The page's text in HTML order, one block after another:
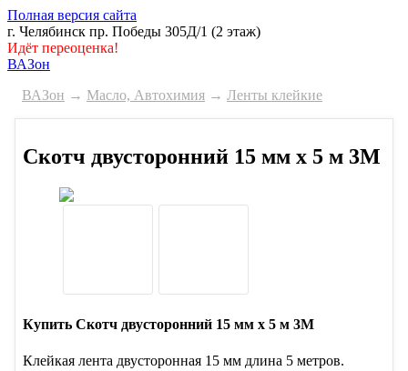
Полная версия сайта
г. Челябинск пр. Победы 305Д/1 (2 этаж)
Идёт переоценка!
ВАЗон
ВАЗон → Масло, Автохимия → Ленты клейкие
Скотч двусторонний 15 мм х 5 м 3M
Купить Скотч двусторонний 15 мм х 5 м 3M
Клейкая лента двусторонная 15 мм длина 5 метров.